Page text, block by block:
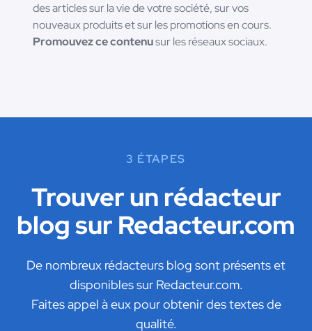
des articles sur la vie de votre société, sur vos
nouveaux produits et sur les promotions en cours.
Promouvez ce contenusur les réseaux sociaux.
3 ÉTAPES
Trouver un rédacteur
blog sur Redacteur.com
De nombreux rédacteurs blog sont présents et
disponibles sur Redacteur.com.
Faites appel à eux pour obtenir des textes de
qualité.